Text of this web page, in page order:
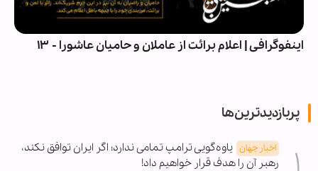
اینفوگرافی | اعلام برائت از عاملان و حامیان عاشورا - ۱۳
پربازدیدترین‌ها
اخبار جهان یاوه‌گویی ترامپ تمامی ندارد؛ اگر ایران توافق نکند،
رهبر آن را هدف قرار خواهیم داد!